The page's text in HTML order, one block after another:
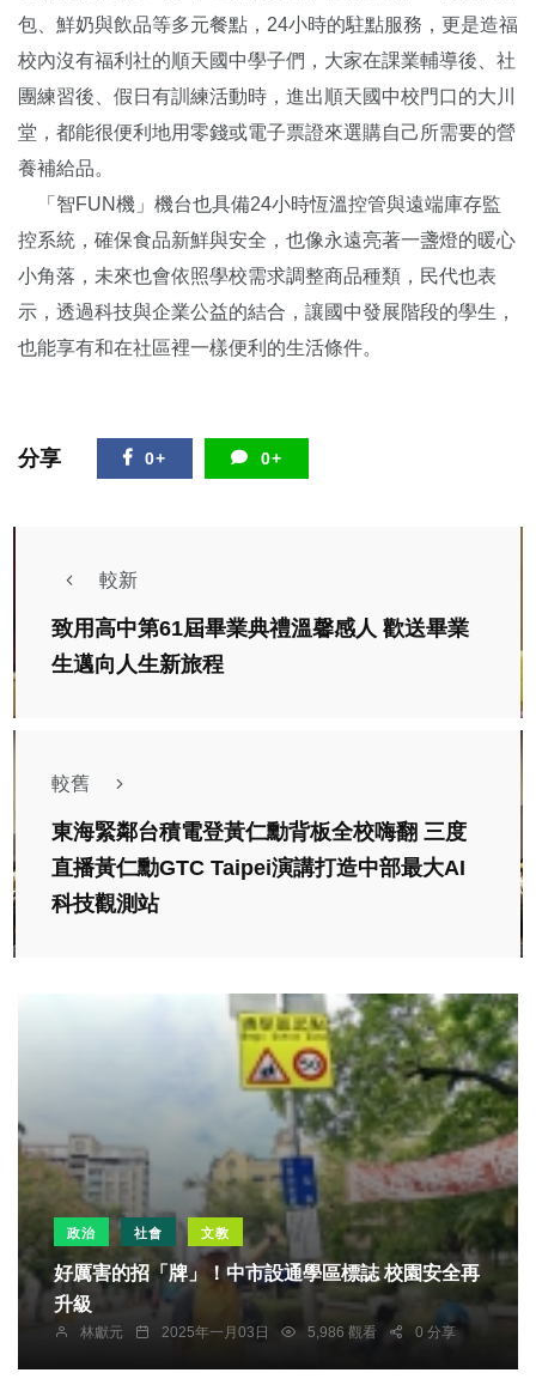
包、鮮奶與飲品等多元餐點，24小時的駐點服務，更是造福
校內沒有福利社的順天國中學子們，大家在課業輔導後、社
團練習後、假日有訓練活動時，進出順天國中校門口的大川
堂，都能很便利地用零錢或電子票證來選購自己所需要的營
養補給品。
「智FUN機」機台也具備24小時恆溫控管與遠端庫存監
控系統，確保食品新鮮與安全，也像永遠亮著一盞燈的暖心
小角落，未來也會依照學校需求調整商品種類，民代也表
示，透過科技與企業公益的結合，讓國中發展階段的學生，
也能享有和在社區裡一樣便利的生活條件。
分享 0+ 0+
較新
致用高中第61屆畢業典禮溫馨感人 歡送畢業
生邁向人生新旅程
較舊
東海緊鄰台積電登黃仁勳背板全校嗨翻 三度
直播黃仁勳GTC Taipei演講打造中部最大AI
科技觀測站
政治 社會 文教
好厲害的招「牌」！中市設通學區標誌 校園安全再
升級
林獻元 2025年一月03日 5,986 觀看 0 分享